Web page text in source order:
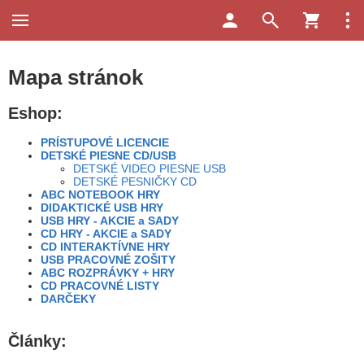
Mapa stránok
Eshop:
PRÍSTUPOVÉ LICENCIE
DETSKÉ PIESNE CD/USB
DETSKÉ VIDEO PIESNE USB
DETSKÉ PESNIČKY CD
ABC NOTEBOOK HRY
DIDAKTICKÉ USB HRY
USB HRY - AKCIE a SADY
CD HRY - AKCIE a SADY
CD INTERAKTÍVNE HRY
USB PRACOVNÉ ZOŠITY
ABC ROZPRÁVKY + HRY
CD PRACOVNÉ LISTY
DARČEKY
Články: